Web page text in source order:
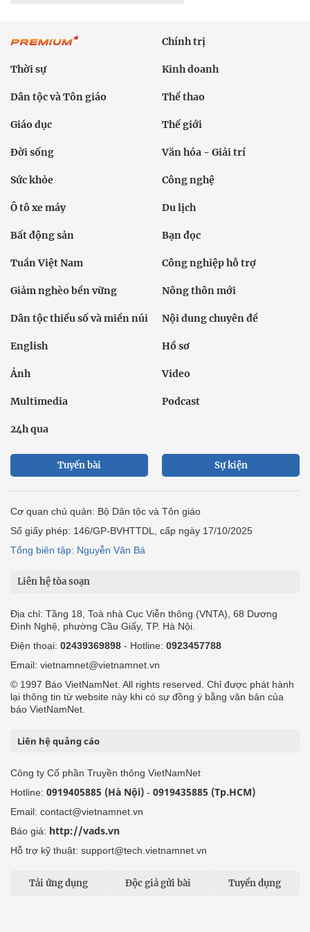
Chính trị
Thời sự Kinh doanh
Dân tộc và Tôn giáo Thể thao
Giáo dục Thế giới
Đời sống Văn hóa - Giải trí
Sức khỏe Công nghệ
Ô tô xe máy Du lịch
Bất động sản Bạn đọc
Tuần Việt Nam Công nghiệp hỗ trợ
Giảm nghèo bền vững Nông thôn mới
Dân tộc thiểu số và miền núi Nội dung chuyên đề
English Hồ sơ
Ảnh Video
Multimedia Podcast
24h qua
Tuyến bài Sự kiện
Cơ quan chủ quản: Bộ Dân tộc và Tôn giáo
Số giấy phép: 146/GP-BVHTTDL, cấp ngày 17/10/2025
Tổng biên tập: Nguyễn Văn Bá
Liên hệ tòa soạn
Địa chỉ: Tầng 18, Toà nhà Cục Viễn thông (VNTA), 68 Dương
Đình Nghệ, phường Cầu Giấy, TP. Hà Nội.
Điện thoại: 02439369898 - Hotline: 0923457788
Email: vietnamnet@vietnamnet.vn
© 1997 Báo VietNamNet. All rights reserved. Chỉ được phát hành
lại thông tin từ website này khi có sự đồng ý bằng văn bản của
báo VietNamNet.
Liên hệ quảng cáo
Công ty Cổ phần Truyền thông VietNamNet
Hotline: 0919405885 (Hà Nội) - 0919435885 (Tp.HCM)
Email: contact@vietnamnet.vn
Báo giá: http://vads.vn
Hỗ trợ kỹ thuật: support@tech.vietnamnet.vn
Tải ứng dụng Độc giả gửi bài Tuyển dụng